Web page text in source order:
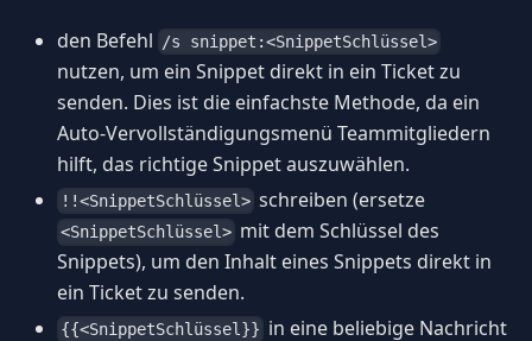
den Befehl /s snippet:<SnippetSchlüssel>
nutzen, um ein Snippet direkt in ein Ticket zu
senden. Dies ist die einfachste Methode, da ein
Auto-Vervollständigungsmenü Teammitgliedern
hilft, das richtige Snippet auszuwählen.
!!<SnippetSchlüssel> schreiben (ersetze
<SnippetSchlüssel> mit dem Schlüssel des
Snippets), um den Inhalt eines Snippets direkt in
ein Ticket zu senden.
{{<SnippetSchlüssel}} in eine beliebige Nachricht